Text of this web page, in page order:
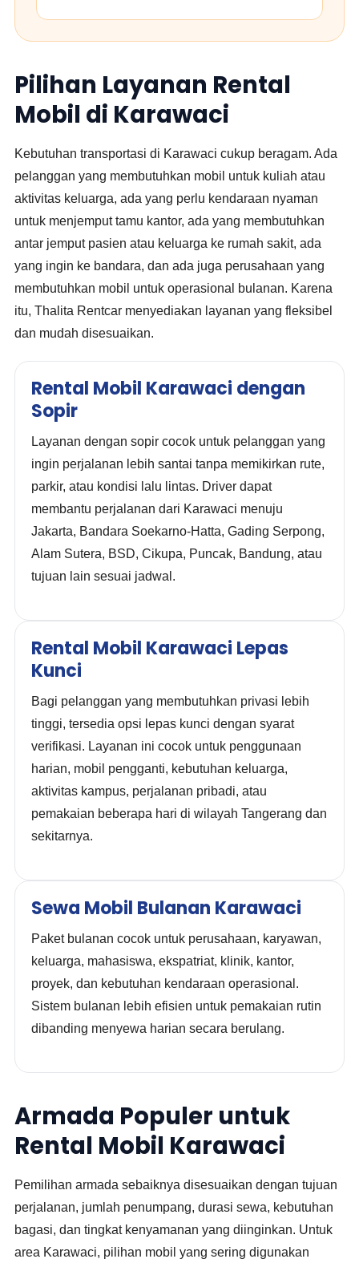
Pilihan Layanan Rental
Mobil di Karawaci
Kebutuhan transportasi di Karawaci cukup beragam. Ada
pelanggan yang membutuhkan mobil untuk kuliah atau
aktivitas keluarga, ada yang perlu kendaraan nyaman
untuk menjemput tamu kantor, ada yang membutuhkan
antar jemput pasien atau keluarga ke rumah sakit, ada
yang ingin ke bandara, dan ada juga perusahaan yang
membutuhkan mobil untuk operasional bulanan. Karena
itu, Thalita Rentcar menyediakan layanan yang fleksibel
dan mudah disesuaikan.
Rental Mobil Karawaci dengan
Sopir
Layanan dengan sopir cocok untuk pelanggan yang
ingin perjalanan lebih santai tanpa memikirkan rute,
parkir, atau kondisi lalu lintas. Driver dapat
membantu perjalanan dari Karawaci menuju
Jakarta, Bandara Soekarno-Hatta, Gading Serpong,
Alam Sutera, BSD, Cikupa, Puncak, Bandung, atau
tujuan lain sesuai jadwal.
Rental Mobil Karawaci Lepas
Kunci
Bagi pelanggan yang membutuhkan privasi lebih
tinggi, tersedia opsi lepas kunci dengan syarat
verifikasi. Layanan ini cocok untuk penggunaan
harian, mobil pengganti, kebutuhan keluarga,
aktivitas kampus, perjalanan pribadi, atau
pemakaian beberapa hari di wilayah Tangerang dan
sekitarnya.
Sewa Mobil Bulanan Karawaci
Paket bulanan cocok untuk perusahaan, karyawan,
keluarga, mahasiswa, ekspatriat, klinik, kantor,
proyek, dan kebutuhan kendaraan operasional.
Sistem bulanan lebih efisien untuk pemakaian rutin
dibanding menyewa harian secara berulang.
Armada Populer untuk
Rental Mobil Karawaci
Pemilihan armada sebaiknya disesuaikan dengan tujuan
perjalanan, jumlah penumpang, durasi sewa, kebutuhan
bagasi, dan tingkat kenyamanan yang diinginkan. Untuk
area Karawaci, pilihan mobil yang sering digunakan